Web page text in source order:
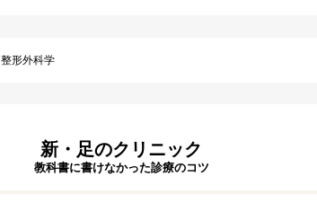
整形外科学
新・足のクリニック
教科書に書けなかった診療のコツ